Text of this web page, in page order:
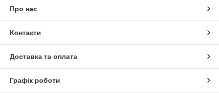
Про нас
Контакти
Доставка та оплата
Графік роботи